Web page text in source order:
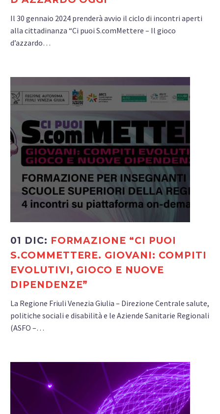
Il 30 gennaio 2024 prenderà avvio il ciclo di incontri aperti
alla cittadinanza “Ci puoi S.comMettere – Il gioco
d’azzardo…
01 DIC: FORMAZIONE “CI PUOI
S.COMMETTERE. GIOVANI: COMPITI
EVOLUTIVI, GIOCO E NUOVE
DIPENDENZE”
La Regione Friuli Venezia Giulia – Direzione Centrale salute,
politiche sociali e disabilità e le Aziende Sanitarie Regionali
(ASFO –…